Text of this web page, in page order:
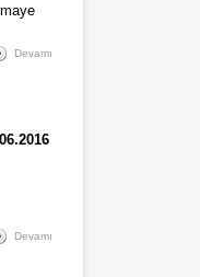
Devamı
Devamı